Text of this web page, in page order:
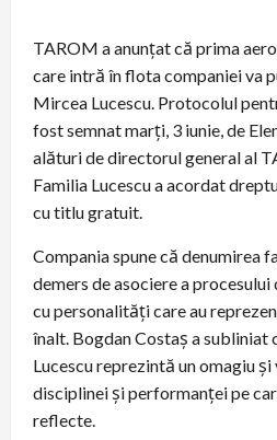
TAROM a anunțat că prima
care intră în flota companiei va
Mircea Lucescu. Protocolul
fost semnat marți, 3 iunie, de
alături de directorul general al
Familia Lucescu a acordat
cu titlu gratuit.
Compania spune că denumirea
demers de asociere a
cu personalități care au
înalt. Bogdan Costaș a subliniat
Lucescu reprezintă un omagiu și
disciplinei și performanței pe
reflecte.